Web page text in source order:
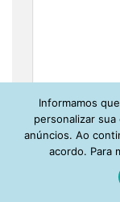
Nome*
Informamos
personalizar
anúncios. Ao
acordo. Para